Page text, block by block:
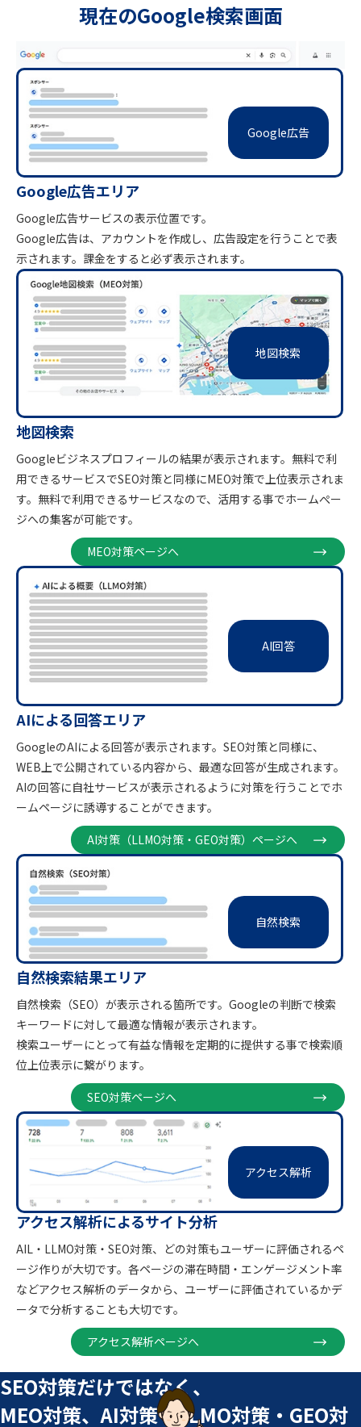
現在のGoogle検索画面
Google広告
Google広告エリア
Google広告サービスの表示位置です。
Google広告は、アカウントを作成し、広告設定を行うことで表
示されます。課金をすると必ず表示されます。
地図検索
地図検索
Googleビジネスプロフィールの結果が表示されます。無料で利
用できるサービスでSEO対策と同様にMEO対策で上位表示されま
す。無料で利用できるサービスなので、活用する事でホームぺー
ジへの集客が可能です。
MEO対策ページへ
AI回答
AIによる回答エリア
GoogleのAIによる回答が表示されます。SEO対策と同様に、
WEB上で公開されている内容から、最適な回答が生成されます。
AIの回答に自社サービスが表示されるように対策を行うことでホ
ームページに誘導することができます。
AI対策（LLMO対策・GEO対策）ページへ
自然検索
自然検索結果エリア
自然検索（SEO）が表示される箇所です。Googleの判断で検索
キーワードに対して最適な情報が表示されます。
検索ユーザーにとって有益な情報を定期的に提供する事で検索順
位上位表示に繋がります。
SEO対策ページへ
アクセス解析
アクセス解析によるサイト分析
AIL・LLMO対策・SEO対策、どの対策もユーザーに評価されるペ
ージ作りが大切です。各ページの滞在時間・エンゲージメント率
などアクセス解析のデータから、ユーザーに評価されているかデ
ータで分析することも大切です。
アクセス解析ページへ
SEO対策だけではなく、
MEO対策、AI対策（LLMO対策・GEO対